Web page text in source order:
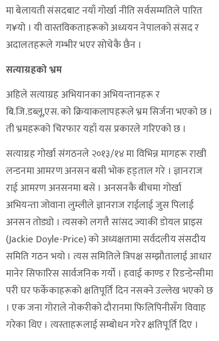
मा बेलायती संसदबाट नयाँ गोर्खा नीति सर्वसम्मतिले पारित
ग¥यो । यी वास्तविकताहरूको अध्ययन नेपालको संसद र
अदालतहरूले गम्भीर भएर सोचेकै छैन ।
सत्याग्रहको भ्रम
अहिले सत्याग्रह अभियानका अभियन्तानहरू र
बि.जि.डब्लू,एस. को क्रियाकलापहरूले भ्रम सिर्जना भएको छ ।
ती भ्रमहरूको चिरफार यहाँ यस प्रकारले गरिएको छ ।
सत्याग्रह गोर्खा संगठनले २०१३/१४ मा विभिन्न मागहरू राखी
लन्डनमा आमरण अनसन बसी भोक हड्ताल गरे । ज्ञानराज
राई आमरण अनसनमा बसे । अनसनकै बीचमा गोर्खा
अभियन्ता जोवाना लुम्लीले ज्ञानराज राईलाई जुस पिलाई
अनसन तोड्यो । त्यसको लगत्तै सांसद ज्याकी डोयल प्राइस
(Jackie Doyle-Price) को अध्यक्षतामा सर्वदलीय संसदीय
समिति गठन भयो । त्यस समितिले त्रिपक्ष सम्झौतालाई आधार
मानेर सिफारिस सार्वजनिक गर्यो । हवाई काण्ड र रिडन्डेन्सीमा
परी घर फर्केकाहरूको क्षतिपूर्ति दिन नसक्ने उल्लेख भएको छ
। एक जना गोराले नोकरीको दौरानमा फिलिपिनीसँग विवाह
गरेका थिए । त्यस्ताहरूलाई सम्बोधन गरेर क्षतिपूर्ति दिए ।